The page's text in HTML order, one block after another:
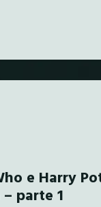
e Harry
parte 1